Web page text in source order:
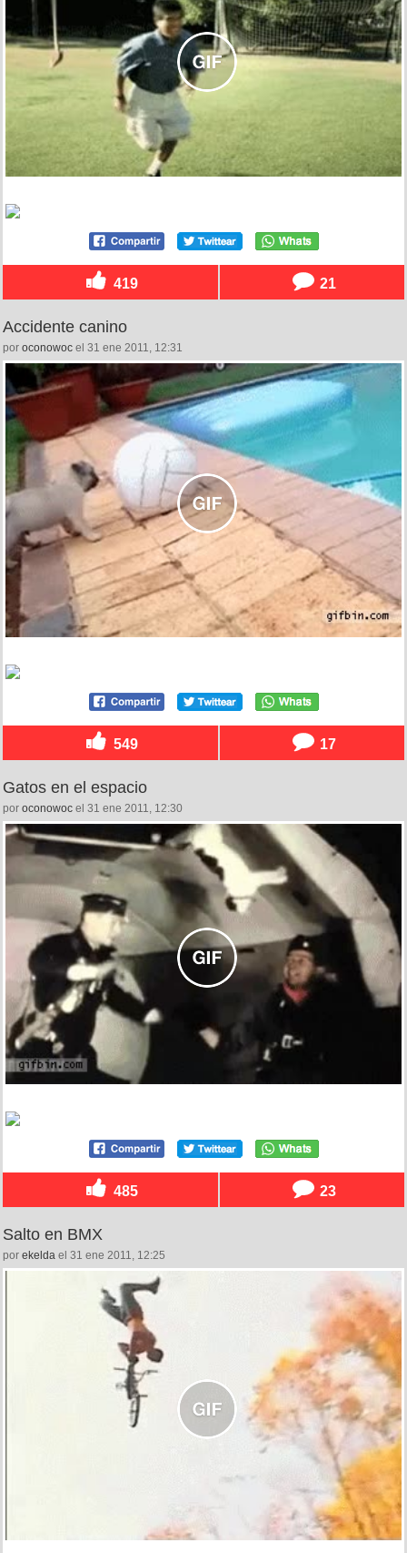
419 21
Accidente canino
por oconowoc el 31 ene 2011, 12:31
549 17
Gatos en el espacio
por oconowoc el 31 ene 2011, 12:30
485 23
Salto en BMX
por ekelda el 31 ene 2011, 12:25